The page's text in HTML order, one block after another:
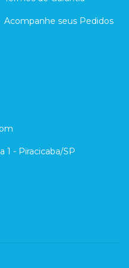
Acompanhe seus Pedidos
1 - Piracicaba/SP